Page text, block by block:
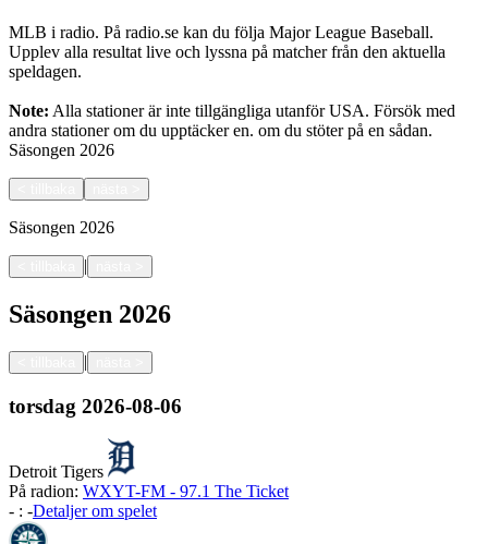
MLB i radio. På radio.se kan du följa Major League Baseball.
Upplev alla resultat live och lyssna på matcher från den aktuella
speldagen.
Note: Alla stationer är inte tillgängliga utanför USA. Försök med
andra stationer om du upptäcker en. om du stöter på en sådan.
Säsongen 2026
Säsongen 2026
|
Säsongen 2026
|
torsdag 2026-08-06
Detroit Tigers
På radion: WXYT-FM - 97.1 The Ticket
- : -Detaljer om spelet